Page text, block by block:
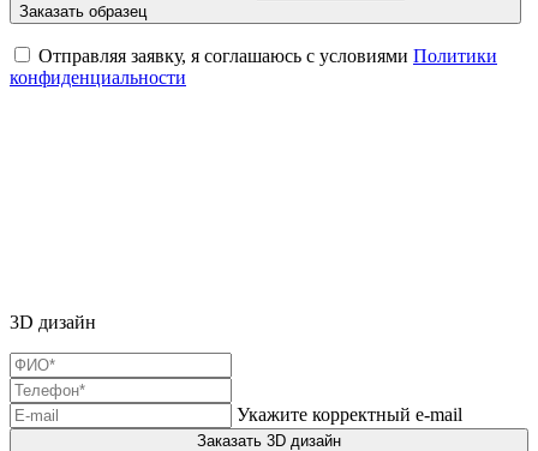
Заказать образец
Отправляя заявку, я соглашаюсь с условиями Политики
конфиденциальности
3D дизайн
Укажите корректный e-mail
Заказать 3D дизайн